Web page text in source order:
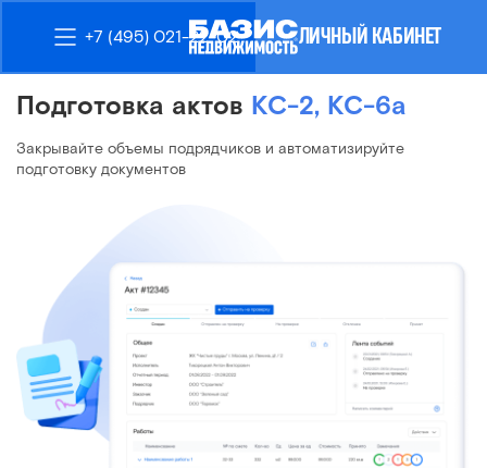
+7 (495) 021-22-02 ЛИЧНЫЙ КАБИНЕТ
Подготовка актов КС-2, КС-6а
Закрывайте объемы подрядчиков и автоматизируйте
подготовку документов